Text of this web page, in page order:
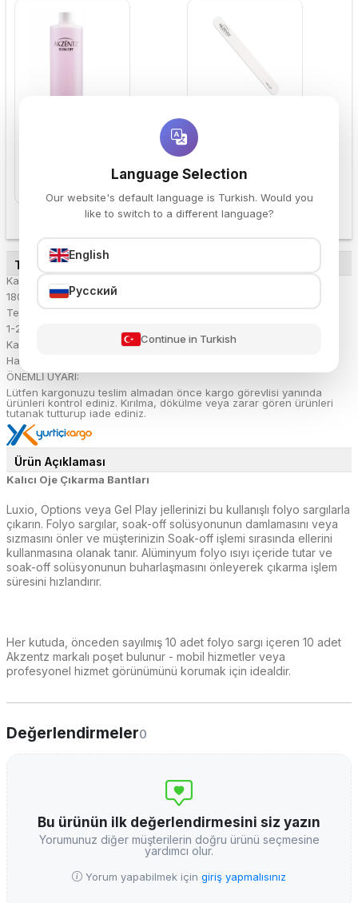
64.00 TL
TESLİMAT DETAYLARI
Kargo Ücreti:
180.54 TL
Teslimat Süresi:
1-2 iş günü
Kargoya Verilme Tarihi:
Hafta içi her gün 16:00'a kadar verilen siparişler aynı gün kargoda
ÖNEMLİ UYARI:
Lütfen kargonuzu teslim almadan önce kargo görevlisi yanında
ürünleri kontrol ediniz. Kırılma, dökülme veya zarar gören ürünleri
tutanak tutturup iade ediniz.
Ürün Açıklaması
Kalıcı Oje Çıkarma Bantları
Luxio, Options veya Gel Play jellerinizi bu kullanışlı folyo sargılarla
çıkarın. Folyo sargılar, soak-off solüsyonunun damlamasını veya
sızmasını önler ve müşterinizin Soak-off işlemi sırasında ellerini
kullanmasına olanak tanır. Alüminyum folyo ısıyı içeride tutar ve
soak-off solüsyonunun buharlaşmasını önleyerek çıkarma işlem
süresini hızlandırır.
Her kutuda, önceden sayılmış 10 adet folyo sargı içeren 10 adet
Akzentz markalı poşet bulunur - mobil hizmetler veya
profesyonel hizmet görünümünü korumak için idealdir.
Değerlendirmeler0
Bu ürünün ilk değerlendirmesini siz yazın
Yorumunuz diğer müşterilerin doğru ürünü seçmesine
yardımcı olur.
Yorum yapabilmek için giriş yapmalısınız
Language Selection
Our website's default language is Turkish. Would you
like to switch to a different language?
English
Русский
Continue in Turkish